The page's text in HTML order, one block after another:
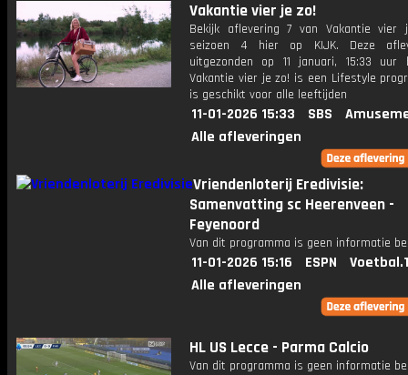
Vakantie vier je zo!
Bekijk aflevering 7 van Vakantie
seizoen 4 hier op KIJK. Deze
uitgezonden op 11 januari, 15:33 uur
Vakantie vier je zo! is een Lifestyle
is geschikt voor alle leeftijden
11-01-2026 15:33 SBS
Alle afleveringen
Vriendenloterij Eredivisie:
Samenvatting sc Heerenveen -
Feyenoord
Van dit programma is geen informatie
11-01-2026 15:16 ESPN
Alle afleveringen
HL US Lecce - Parma Calcio
Van dit programma is geen informatie